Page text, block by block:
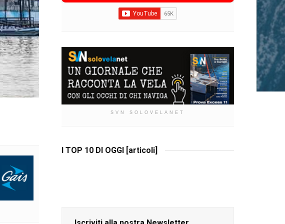
SVN SOLOVELANET
I TOP 10 DI OGGI [articoli]